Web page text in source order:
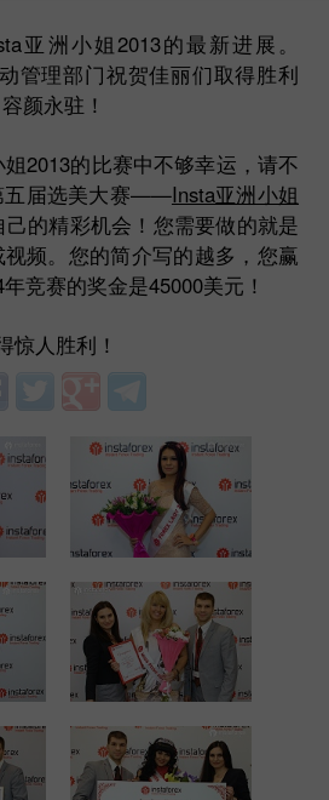
亚洲小姐2013的最新进展。
管理部门祝贺佳丽们取得胜利
颜永驻！
2013的比赛中不够幸运，请不
五届选美大赛——Insta亚洲小姐
的精彩机会！您需要做的就是
频。您的简介写的越多，您赢
竞赛的奖金是45000美元！
惊人胜利！